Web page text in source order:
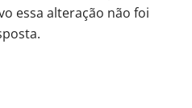
essa alteração não foi